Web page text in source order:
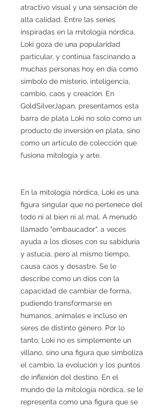
atractivo visual y una sensación de
alta calidad. Entre las series
inspiradas en la mitología nórdica,
Loki goza de una popularidad
particular, y continúa fascinando a
muchas personas hoy en día como
símbolo de misterio, inteligencia,
cambio, caos y creación. En
GoldSilverJapan, presentamos esta
barra de plata Loki no solo como un
producto de inversión en plata, sino
como un artículo de colección que
fusiona mitología y arte.
En la mitología nórdica, Loki es una
figura singular que no pertenece del
todo ni al bien ni al mal. A menudo
llamado "embaucador", a veces
ayuda a los dioses con su sabiduría
y astucia, pero al mismo tiempo,
causa caos y desastre. Se le
describe como un dios con la
capacidad de cambiar de forma,
pudiendo transformarse en
humanos, animales e incluso en
seres de distinto género. Por lo
tanto, Loki no es simplemente un
villano, sino una figura que simboliza
el cambio, la evolución y los puntos
de inflexión del destino. En el
mundo de la mitología nórdica, se le
representa como una figura que se